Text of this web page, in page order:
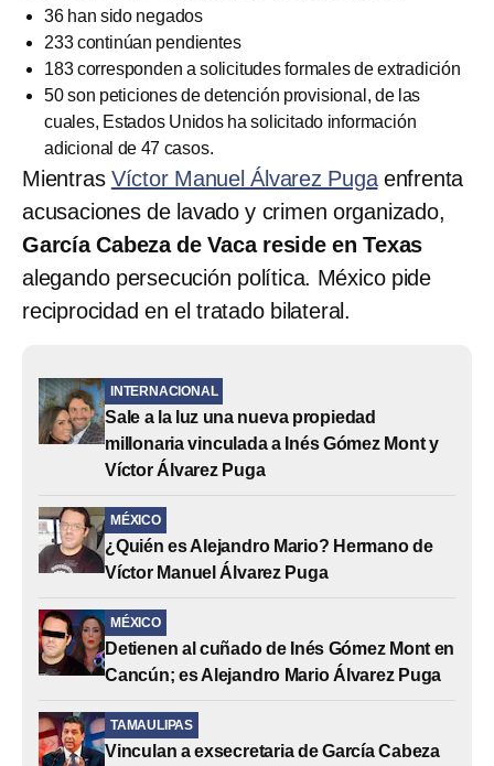
36 han sido negados
233 continúan pendientes
183 corresponden a solicitudes formales de extradición
50 son peticiones de detención provisional, de las
cuales, Estados Unidos ha solicitado información
adicional de 47 casos.
Mientras Víctor Manuel Álvarez Pugaenfrenta
acusaciones de lavado y crimen organizado,
García Cabeza de Vaca reside en Texas
alegando persecución política. México pide
reciprocidad en el tratado bilateral.
INTERNACIONAL
Sale a la luz una nueva propiedad
millonaria vinculada a Inés Gómez Mont y
Víctor Álvarez Puga
MÉXICO
¿Quién es Alejandro Mario? Hermano de
Víctor Manuel Álvarez Puga
MÉXICO
Detienen al cuñado de Inés Gómez Mont en
Cancún; es Alejandro Mario Álvarez Puga
TAMAULIPAS
Vinculan a exsecretaria de García Cabeza